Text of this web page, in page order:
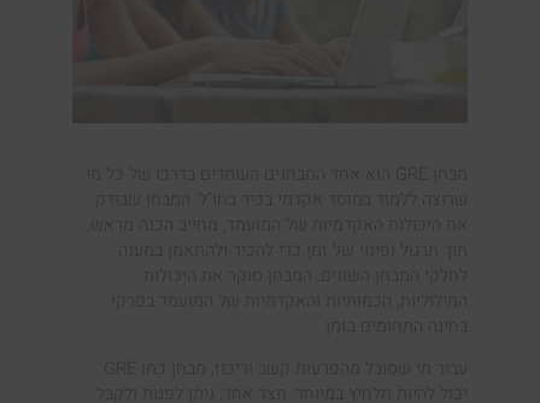
מבחן GRE הוא אחד המבחנים העומדים בדרכו של כל מי
שרוצה ללמוד במוסד אקדמי בכיר בחו"ל. המבחן שבודק
את היכולות האקדמיות של המועמד, מחייב הכנה מראש,
תוך תרגול ופינוי של זמן כדי להכיר ולהתאמן במענה
לחלקי המבחן השונים. המבחן סוקר את היכולות
המילוליות, הכמותיות והאקדמיות של המועמד בפרקי
בחינה התחומים בזמן.
עבור מי שסובל מהפרעות קשב וריכוז, מבחן כמו GRE
יכול להיות מלחיץ במיוחד. מצד אחד, ניתן לפנות ולקבל